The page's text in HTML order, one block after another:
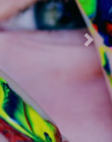
Next